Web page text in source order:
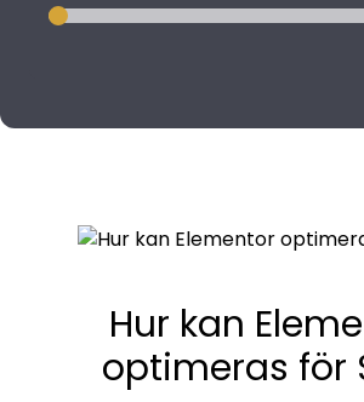
Hur kan
optimeras för